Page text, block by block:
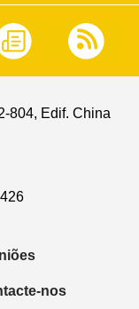
804, Edif. China
nos